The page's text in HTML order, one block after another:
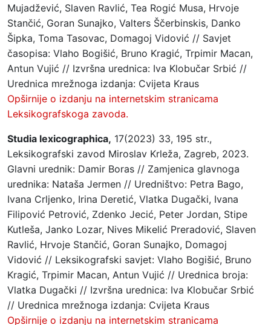
Mujadžević, Slaven Ravlić, Tea Rogić Musa, Hrvoje
Stančić, Goran Sunajko, Valters Ščerbinskis, Danko
Šipka, Toma Tasovac, Domagoj Vidović // Savjet
časopisa: Vlaho Bogišić, Bruno Kragić, Trpimir Macan,
Antun Vujić // Izvršna urednica: Iva Klobučar Srbić //
Urednica mrežnoga izdanja: Cvijeta Kraus
Opširnije o izdanju na internetskim stranicama
Leksikografskoga zavoda.
Studia lexicographica, 17(2023) 33, 195 str.,
Leksikografski zavod Miroslav Krleža, Zagreb, 2023.
Glavni urednik: Damir Boras // Zamjenica glavnoga
urednika: Nataša Jermen // Uredništvo: Petra Bago,
Ivana Crljenko, Irina Deretić, Vlatka Dugački, Ivana
Filipović Petrović, Zdenko Jecić, Peter Jordan, Stipe
Kutleša, Janko Lozar, Nives Mikelić Preradović, Slaven
Ravlić, Hrvoje Stančić, Goran Sunajko, Domagoj
Vidović // Leksikografski savjet: Vlaho Bogišić, Bruno
Kragić, Trpimir Macan, Antun Vujić // Urednica broja:
Vlatka Dugački // Izvršna urednica: Iva Klobučar Srbić
// Urednica mrežnoga izdanja: Cvijeta Kraus
Opširnije o izdanju na internetskim stranicama